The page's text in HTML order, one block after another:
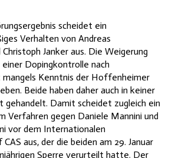
scheidet ein
Verhalten von Andreas
Janker aus. Die Weigerung
einer Dopingkontrolle nach
Kenntnis der Hoffenheimer
Beide haben daher auch in keiner
gehandelt. Damit scheidet zugleich ein
Verfahren gegen Daniele Mannini und
vor dem Internationalen
aus, der die beiden am 29. Januar
Sperre verurteilt hatte. Der